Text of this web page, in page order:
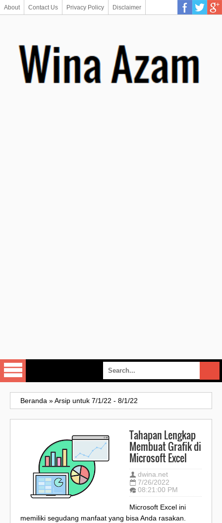
About Contact Us Privacy Policy Disclaimer
Beranda »Arsip untuk 7/1/22 - 8/1/22
Tahapan Lengkap
Membuat Grafik di
Microsoft Excel
dwina.net
7/26/2022
08:21:00 PM
Microsoft Excel ini
memiliki segudang manfaat yang bisa Anda rasakan.